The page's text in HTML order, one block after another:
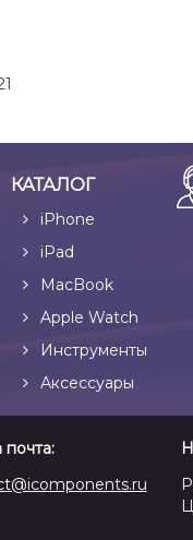
КАТАЛОГ
iPhone
iPad
MacBook
Apple Watch
Инструменты
Аксессуары